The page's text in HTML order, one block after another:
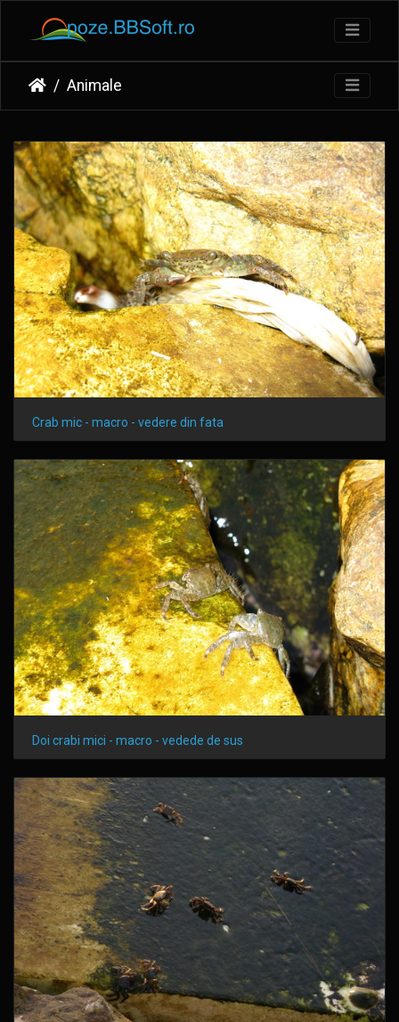
Animale
Crab mic - macro - vedere din fata
Doi crabi mici - macro - vedede de sus